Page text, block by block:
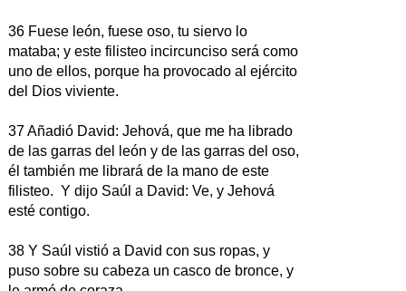
36 Fuese león, fuese oso, tu siervo lo
mataba; y este filisteo incircunciso será como
uno de ellos, porque ha provocado al ejército
del Dios viviente.
37 Añadió David: Jehová, que me ha librado
de las garras del león y de las garras del oso,
él también me librará de la mano de este
filisteo. Y dijo Saúl a David: Ve, y Jehová
esté contigo.
38 Y Saúl vistió a David con sus ropas, y
puso sobre su cabeza un casco de bronce, y